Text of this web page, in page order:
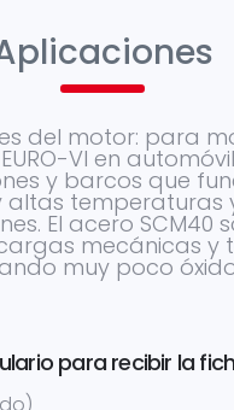
del motor: para
VI en
y barcos que
altas temperaturas
El acero SCM40
mecánicas y
muy poco
para recibir la